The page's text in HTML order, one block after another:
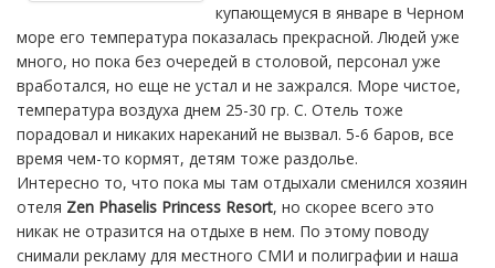
купающемуся в январе в Черном
море его температура показалась прекрасной. Людей уже
много, но пока без очередей в столовой, персонал уже
вработался, но еще не устал и не зажрался. Море чистое,
температура воздуха днем 25-30 гр. С. Отель тоже
порадовал и никаких нареканий не вызвал. 5-6 баров, все
время чем-то кормят, детям тоже раздолье.
Интересно то, что пока мы там отдыхали сменился хозяин
отеля Zen Phaselis Princess Resort, но скорее всего это
никак не отразится на отдыхе в нем. По этому поводу
снимали рекламу для местного СМИ и полиграфии и наша